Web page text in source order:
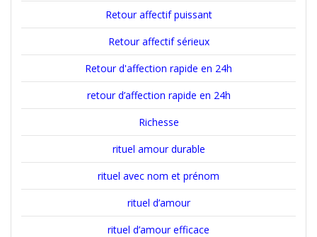
Retour affectif puissant
Retour affectif sérieux
Retour d'affection rapide en 24h
retour d’affection rapide en 24h
Richesse
rituel amour durable
rituel avec nom et prénom
rituel d’amour
rituel d’amour efficace